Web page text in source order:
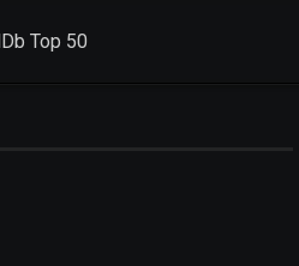
Top 50